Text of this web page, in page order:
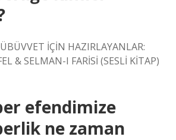
İÇİN HAZIRLAYANLAR:
& SELMAN-I FARİSİ (SESLİ KİTAP)
efendimize
ne zaman